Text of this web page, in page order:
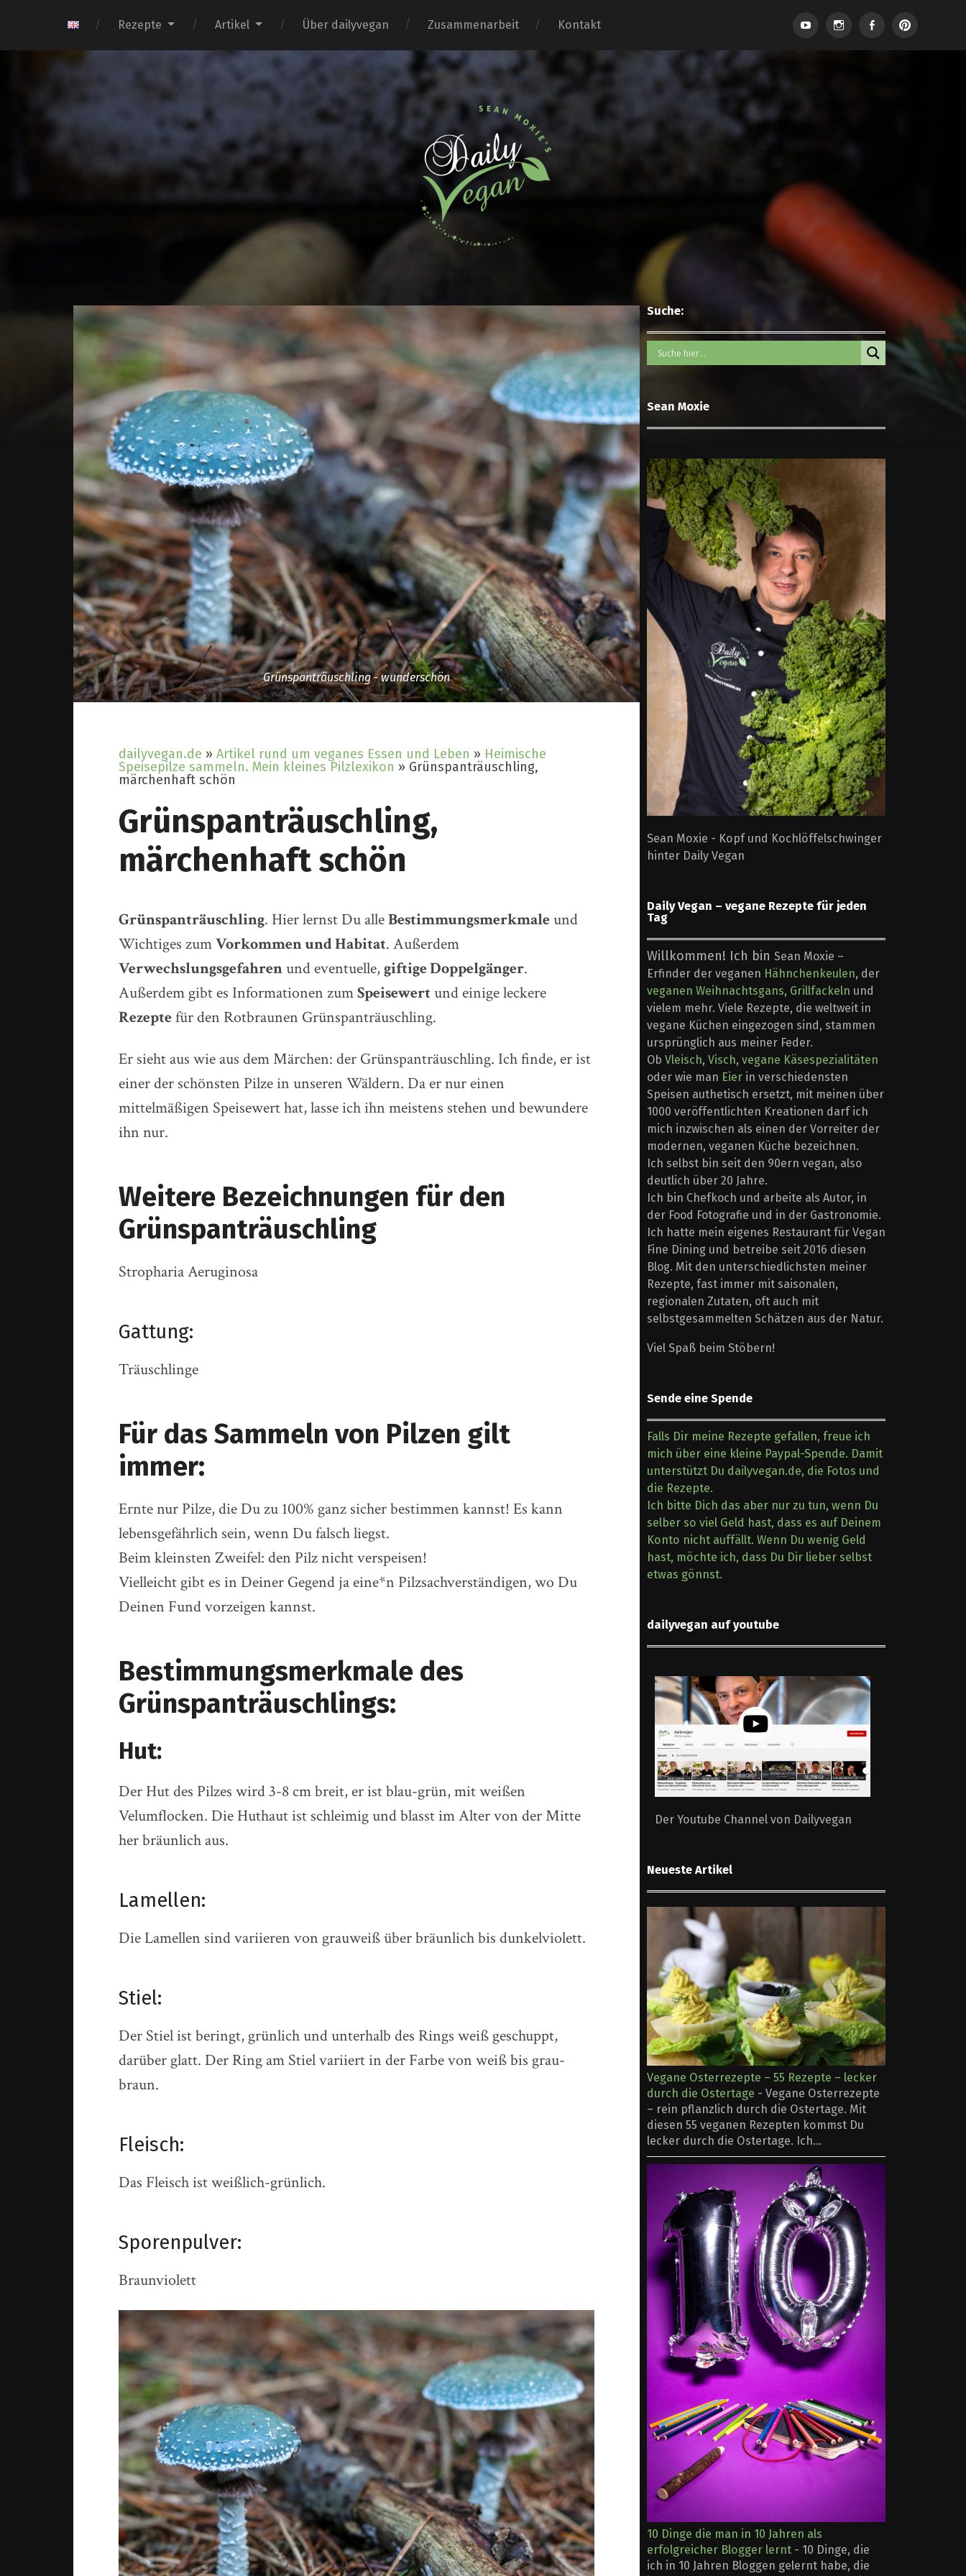
Rezepte Artikel Über dailyvegan Zusammenarbeit Kontakt
Grünspanträuschling - wunderschön
dailyvegan.de »Artikel rund um veganes Essen und Leben » Heimische
Speisepilze sammeln. Mein kleines Pilzlexikon » Grünspanträuschling,
märchenhaft schön
Grünspanträuschling,
märchenhaft schön
Grünspanträuschling. Hier lernst Du alleBestimmungsmerkmaleund
Wichtiges zumVorkommen und Habitat. Außerdem
Verwechslungsgefahrenund eventuelle,giftige Doppelgänger.
Außerdem gibt es Informationen zumSpeisewert und einige leckere
Rezeptefür den Rotbraunen Grünspanträuschling.
Er sieht aus wie aus dem Märchen: der Grünspanträuschling. Ich finde, er ist
einer der schönsten Pilze in unseren Wäldern. Da er nur einen
mittelmäßigen Speisewert hat, lasse ich ihn meistens stehen und bewundere
ihn nur.
Weitere Bezeichnungen für den
Grünspanträuschling
Stropharia Aeruginosa
Gattung:
Träuschlinge
Für das Sammeln von Pilzen gilt
immer:
Ernte nur Pilze, die Du zu 100% ganz sicher bestimmen kannst! Es kann
lebensgefährlich sein, wenn Du falsch liegst.
Beim kleinsten Zweifel: den Pilz nicht verspeisen!
Vielleicht gibt es in Deiner Gegend ja eine*n Pilzsachverständigen, wo Du
Deinen Fund vorzeigen kannst.
Bestimmungsmerkmale des
Grünspanträuschlings:
Hut:
Der Hut des Pilzes wird 3-8 cm breit, er ist blau-grün, mit weißen
Velumflocken. Die Huthaut ist schleimig und blasst im Alter von der Mitte
her bräunlich aus.
Lamellen:
Die Lamellen sind variieren von grauweiß über bräunlich bis dunkelviolett.
Stiel:
Der Stiel ist beringt, grünlich und unterhalb des Rings weiß geschuppt,
darüber glatt. Der Ring am Stiel variiert in der Farbe von weiß bis grau-
braun.
Fleisch:
Das Fleisch ist weißlich-grünlich.
Sporenpulver:
Braunviolett
Suche:
Sean Moxie
Sean Moxie - Kopf und Kochlöffelschwinger
hinter Daily Vegan
Daily Vegan – vegane Rezepte für jeden
Tag
Willkommen! Ich bin Sean Moxie –
Erfinder der veganen Hähnchenkeulen, der
veganen Weihnachtsgans, Grillfackeln und
vielem mehr. Viele Rezepte, die weltweit in
vegane Küchen eingezogen sind, stammen
ursprünglich aus meiner Feder.
Ob Vleisch, Visch, vegane Käsespezialitäten
oder wie man Eier in verschiedensten
Speisen authetisch ersetzt, mit meinen über
1000 veröffentlichten Kreationen darf ich
mich inzwischen als einen der Vorreiter der
modernen, veganen Küche bezeichnen.
Ich selbst bin seit den 90ern vegan, also
deutlich über 20 Jahre.
Ich bin Chefkoch und arbeite als Autor, in
der Food Fotografie und in der Gastronomie.
Ich hatte mein eigenes Restaurant für Vegan
Fine Dining und betreibe seit 2016 diesen
Blog. Mit den unterschiedlichsten meiner
Rezepte, fast immer mit saisonalen,
regionalen Zutaten, oft auch mit
selbstgesammelten Schätzen aus der Natur.
Viel Spaß beim Stöbern!
Sende eine Spende
Falls Dir meine Rezepte gefallen, freue ich
mich über eine kleine Paypal-Spende. Damit
unterstützt Du dailyvegan.de, die Fotos und
die Rezepte.
Ich bitte Dich das aber nur zu tun, wenn Du
selber so viel Geld hast, dass es auf Deinem
Konto nicht auffällt. Wenn Du wenig Geld
hast, möchte ich, dass Du Dir lieber selbst
etwas gönnst.
dailyvegan auf youtube
Der Youtube Channel von Dailyvegan
Neueste Artikel
Vegane Osterrezepte – 55 Rezepte – lecker
durch die Ostertage - Vegane Osterrezepte
– rein pflanzlich durch die Ostertage. Mit
diesen 55 veganen Rezepten kommst Du
lecker durch die Ostertage. Ich...
10 Dinge die man in 10 Jahren als
erfolgreicher Blogger lernt - 10 Dinge, die
ich in 10 Jahren Bloggen gelernt habe, die